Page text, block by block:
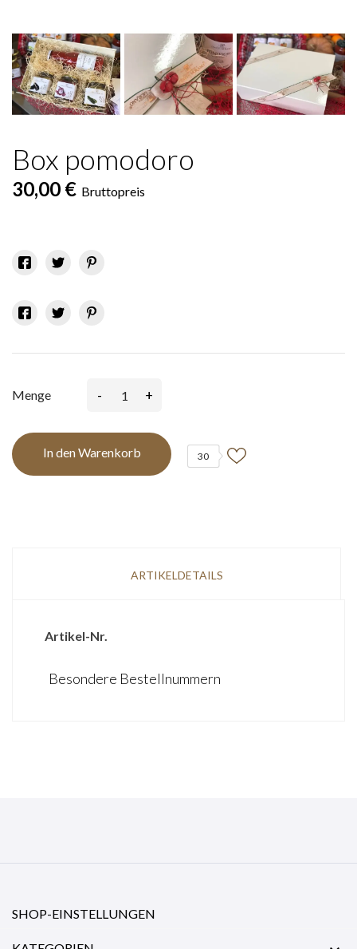
Box pomodoro
30,00 € Bruttopreis
Menge - +
In den Warenkorb 30
ARTIKELDETAILS
Artikel-Nr.
Besondere Bestellnummern
SHOP-EINSTELLUNGEN